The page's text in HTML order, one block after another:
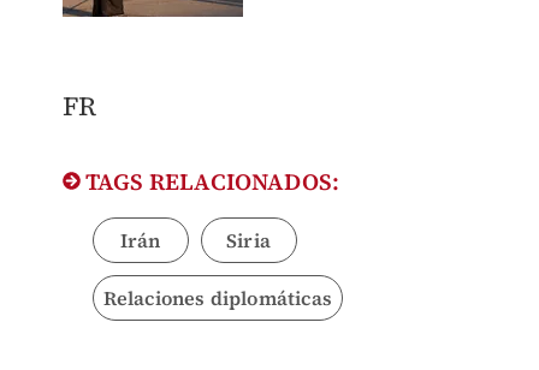
FR
TAGS RELACIONADOS:
Irán Siria
Relaciones diplomáticas